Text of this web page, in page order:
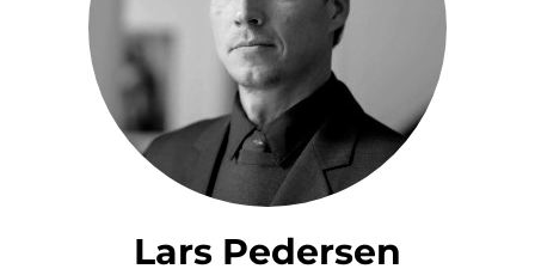
Lars Pedersen